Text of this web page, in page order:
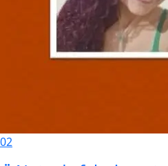
02